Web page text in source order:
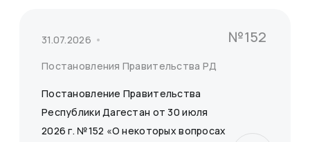
31.07.2026
Постановления Правительства РД
№152
Постановление Правительства
Республики Дагестан от 30 июля
2026 г. №152 «О некоторых вопросах